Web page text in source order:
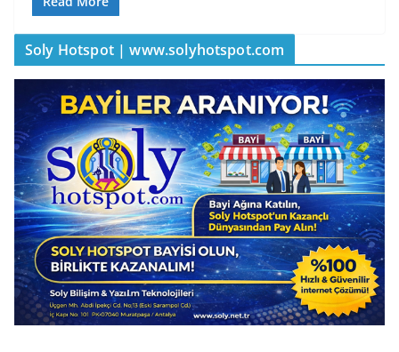
Soly Hotspot | www.solyhotspot.com